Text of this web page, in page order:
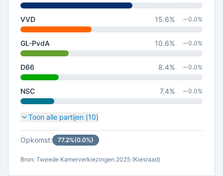
VVD 15.6% 0.0%
GL-PvdA 10.6% 0.0%
D66 8.4% 0.0%
NSC 7.4% 0.0%
Toon alle partijen (10)
Opkomst: 77.2%(0.0%)
Bron: Tweede Kamerverkiezingen 2025 (Kiesraad)